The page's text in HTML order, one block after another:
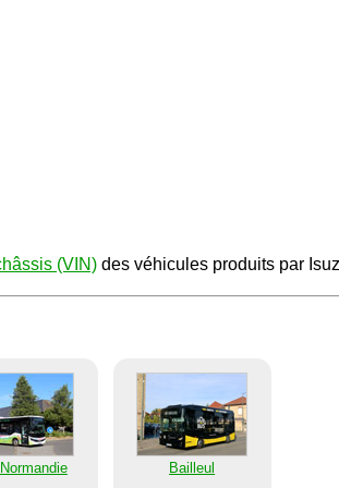
(VIN)des véhicules produits par
Bailleul